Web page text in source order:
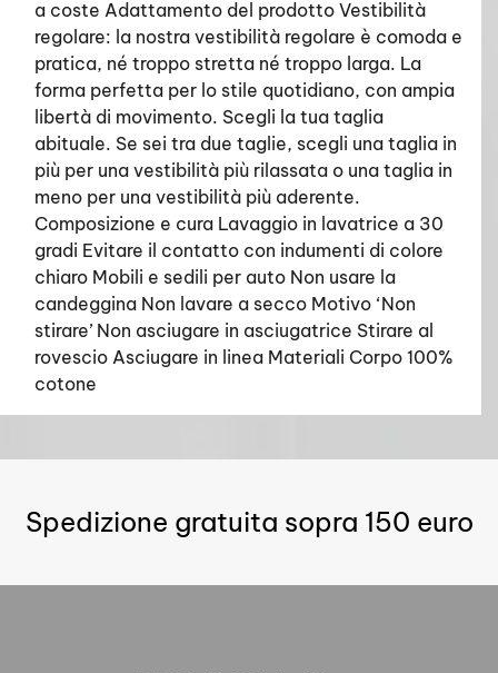
a coste Adattamento del prodotto Vestibilità
regolare: la nostra vestibilità regolare è comoda e
pratica, né troppo stretta né troppo larga. La
forma perfetta per lo stile quotidiano, con ampia
libertà di movimento. Scegli la tua taglia
abituale. Se sei tra due taglie, scegli una taglia in
più per una vestibilità più rilassata o una taglia in
meno per una vestibilità più aderente.
Composizione e cura Lavaggio in lavatrice a 30
gradi Evitare il contatto con indumenti di colore
chiaro Mobili e sedili per auto Non usare la
candeggina Non lavare a secco Motivo ‘Non
stirare’ Non asciugare in asciugatrice Stirare al
rovescio Asciugare in linea Materiali Corpo 100%
cotone
Spedizione gratuita sopra 150 euro